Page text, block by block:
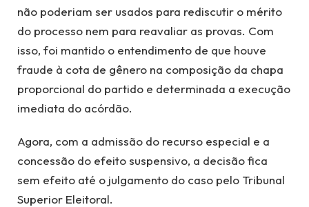
não poderiam ser usados para rediscutir o mérito
do processo nem para reavaliar as provas. Com
isso, foi mantido o entendimento de que houve
fraude à cota de gênero na composição da chapa
proporcional do partido e determinada a execução
imediata do acórdão.
Agora, com a admissão do recurso especial e a
concessão do efeito suspensivo, a decisão fica
sem efeito até o julgamento do caso pelo Tribunal
Superior Eleitoral.